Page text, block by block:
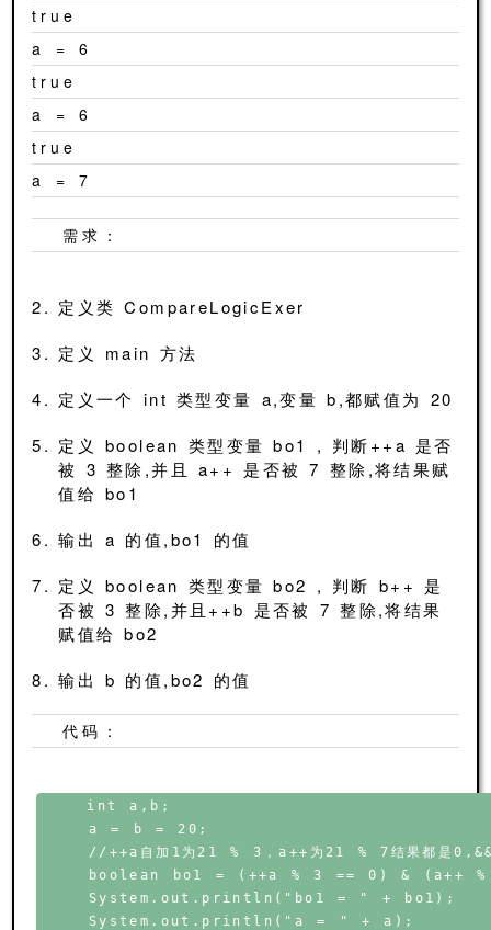
true
a = 6
true
a = 6
true
a = 7
需求：
定义类 CompareLogicExer
定义 main 方法
定义一个 int 类型变量 a,变量 b,都赋值为 20
定义 boolean 类型变量 bo1 , 判断++a 是否
被 3 整除,并且 a++ 是否被 7 整除,将结果赋
值给 bo1
输出 a 的值,bo1 的值
定义 boolean 类型变量 bo2 , 判断 b++ 是
否被 3 整除,并且++b 是否被 7 整除,将结果
赋值给 bo2
输出 b 的值,bo2 的值
代码：
    int a,b;
    a = b = 20;
//++a自加1为21 % 3，a++为21 % 7结果都是0,&&
boolean bo1 = (++a % 3 == 0) & (a++
    System.out.println("bo1 = " + bo1);
    System.out.println("a = " + a);